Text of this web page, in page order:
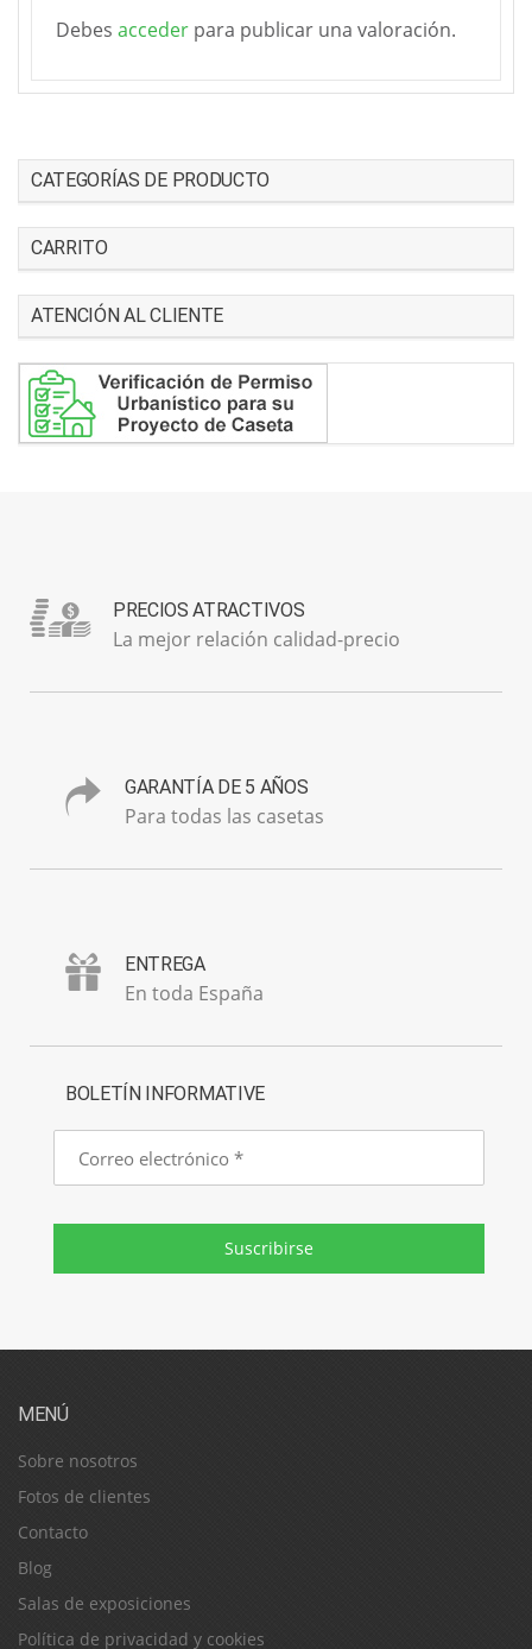
Debes acceder para publicar una valoración.
CATEGORÍAS DE PRODUCTO
CARRITO
ATENCIÓN AL CLIENTE
PRECIOS ATRACTIVOS
La mejor relación calidad-precio
GARANTÍA DE 5 AÑOS
Para todas las casetas
ENTREGA
En toda España
BOLETÍN INFORMATIVE
Correo
electrónico
Suscribirse
MENÚ
Sobre nosotros
Fotos de clientes
Contacto
Blog
Salas de exposiciones
Política de privacidad y cookies